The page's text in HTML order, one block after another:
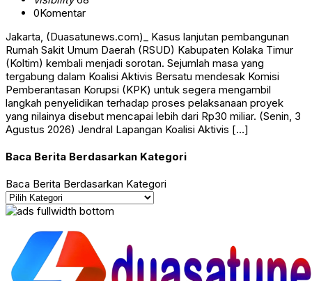
0Komentar
Jakarta, (Duasatunews.com)_ Kasus lanjutan pembangunan
Rumah Sakit Umum Daerah (RSUD) Kabupaten Kolaka Timur
(Koltim) kembali menjadi sorotan. Sejumlah masa yang
tergabung dalam Koalisi Aktivis Bersatu mendesak Komisi
Pemberantasan Korupsi (KPK) untuk segera mengambil
langkah penyelidikan terhadap proses pelaksanaan proyek
yang nilainya disebut mencapai lebih dari Rp30 miliar. (Senin, 3
Agustus 2026) Jendral Lapangan Koalisi Aktivis […]
Baca Berita Berdasarkan Kategori
Baca Berita Berdasarkan Kategori